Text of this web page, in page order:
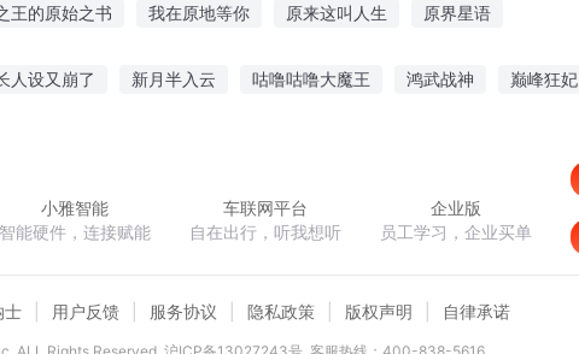
王的原始之书 我在原地等你 原来这叫人生 原界星语
人设又崩了 新月半入云 咕噜咕噜大魔王 鸿武战神 巅峰狂妃
小雅智能
智能硬件，连接赋能
车联网平台
自在出行，听我想听
企业版
员工学习，企业买单
士 用户反馈 服务协议 隐私政策 版权声明 自律承诺